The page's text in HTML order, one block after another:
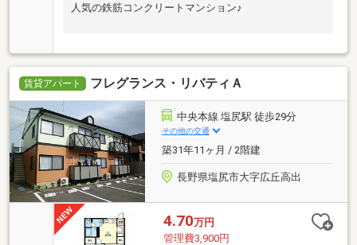
人気の鉄筋コンクリートマンション♪
賃貸アパート フレグランス・リバティＡ
中央本線 塩尻駅 徒歩29分
その他の交通
築31年11ヶ月 / 2階建
長野県塩尻市大字広丘高出
4.70万円
管理費3,900円